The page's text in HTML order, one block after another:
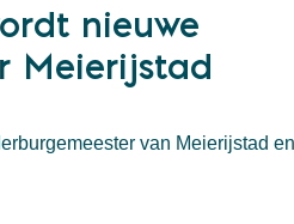
nieuwe
Meierijstad
van Meierijstad